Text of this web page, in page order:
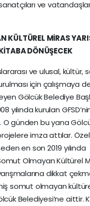
ve vatandaşlar
KÜLTÜREL MİRAS
DÖNÜŞECEK
ve ulusal,
için çalışmaya
Gölcük Belediye
yılında kurulan
O günden bu yana
imza attılar.
en son 2019 yılında
Olmayan Kültürel
dikkat
somut olmayan
Belediyesi’ne aittir.